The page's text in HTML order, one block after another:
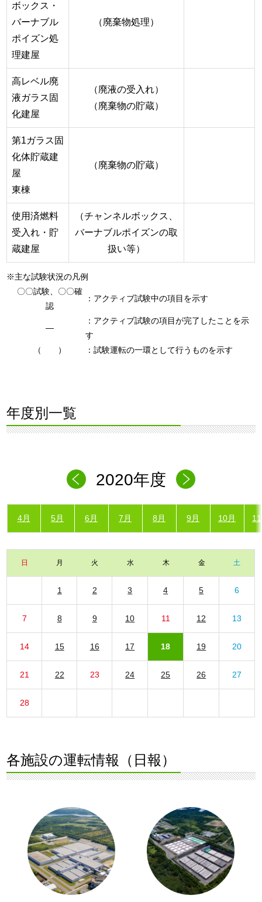
ボックス・
バーナブル
ポイズン処
理建屋
（廃棄物処理）
高レベル廃
液ガラス固
化建屋
（廃液の受入れ）
（廃棄物の貯蔵）
第1ガラス固
化体貯蔵建
屋
東棟
（廃棄物の貯蔵）
使用済燃料
受入れ・貯
蔵建屋
（チャンネルボックス、
バーナブルポイズンの取
扱い等）
※主な試験状況の凡例
〇〇試験、〇〇確
認
：アクティブ試験中の項目を示す
―
：アクティブ試験の項目が完了したことを示
す
（ ）
：試験運転の一環として行うものを示す
年度別一覧
2020年度
4月 5月 6月 7月 8月 9月 10月
日 月 火 水 木 金 土
1 2 3 4 5 6
7 8 9 10 11 12 13
14 15 16 17 18 19 20
21 22 23 24 25 26 27
28
各施設の運転情報（日報）